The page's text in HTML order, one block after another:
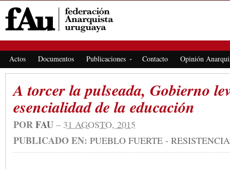
Actos Documentos Publicaciones Contacto Opinión
A torcer la pulseada, Gobierno
esencialidad de la educación
PORFAU – 31 AGOSTO, 2015
PUBLICADO EN: PUEBLO FUERTE - RESISTENCIA